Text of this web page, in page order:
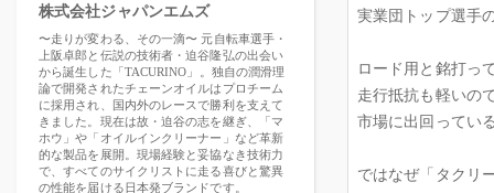
株式会社ジャパンエムズ
〜走りが変わる、その一滴〜 元自転車選手・
上阪卓郎と伝説の技術者・迫谷隆弘の出会い
から誕生した「TACURINO」。独自の潤滑理
論で開発されたチェーンオイルはプロチーム
に採用され、国内外のレースで勝利を支えて
きました。現在は故・迫谷の志を継ぎ、「マ
ホウ」や「オイルインクリーナー」など革新
的な製品を展開。現場経験と妥協なき技術力
で、すべてのサイクリストに走る喜びと驚異
の性能を届ける日本発ブランドです。
実業団トップ選手
ロード用と銘打っ
走行抵抗も軽いの
市場に出回ってい
ではなぜ「タクリ